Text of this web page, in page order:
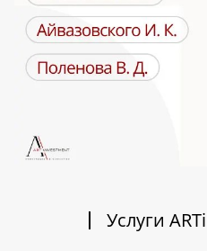
Услуги